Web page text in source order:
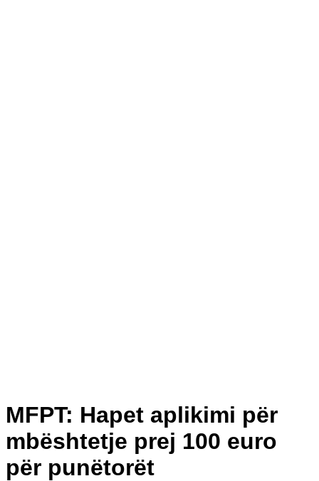
MFPT: Hapet aplikimi për
mbështetje prej 100 euro
për punëtorët